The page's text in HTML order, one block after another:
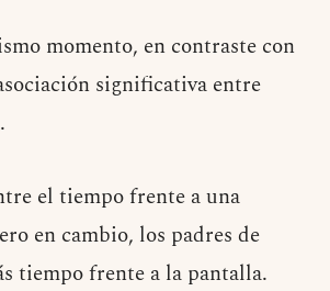
momento, en contraste con
significativa entre
el tiempo frente a una
en cambio, los padres de
tiempo frente a la pantalla.